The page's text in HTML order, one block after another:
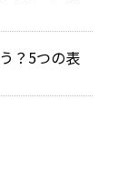
？5つの表